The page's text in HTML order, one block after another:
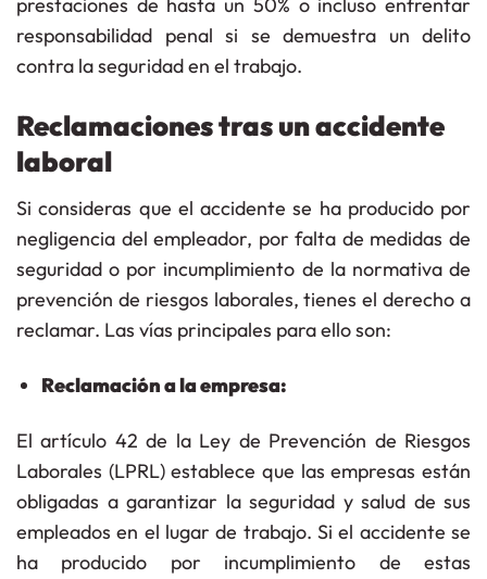
prestaciones de hasta un 50% o incluso enfrentar
responsabilidad penal si se demuestra un delito
contra la seguridad en el trabajo.
Reclamaciones tras un accidente
laboral
Si consideras que el accidente se ha producido por
negligencia del empleador, por falta de medidas de
seguridad o por incumplimiento de la normativa de
prevención de riesgos laborales, tienes el derecho a
reclamar. Las vías principales para ello son:
Reclamación a la empresa:
El artículo 42 de la Ley de Prevención de Riesgos
Laborales (LPRL) establece que las empresas están
obligadas a garantizar la seguridad y salud de sus
empleados en el lugar de trabajo. Si el accidente se
ha producido por incumplimiento de estas